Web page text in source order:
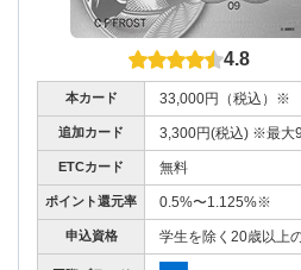
4.8
本カード 33,000円（税込）※
追加カード 3,300円(税込) ※最大
ETCカード 無料
ポイント還元率 0.5%〜1.125%※
申込資格 学生を除く20歳以上